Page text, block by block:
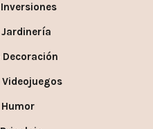
Inversiones
Jardinería
Decoración
Videojuegos
Humor